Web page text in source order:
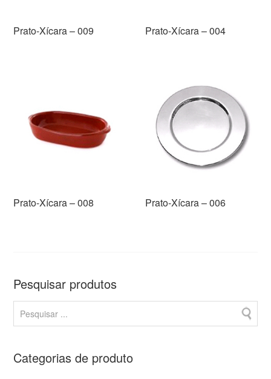
Prato-Xícara – 009 Prato-Xícara – 004
Prato-Xícara – 008 Prato-Xícara – 006
Pesquisar produtos
Categorias de produto